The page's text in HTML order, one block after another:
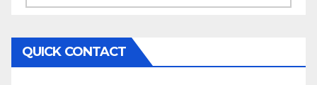
अनुसार
पढ़ें
QUICK CONTACT